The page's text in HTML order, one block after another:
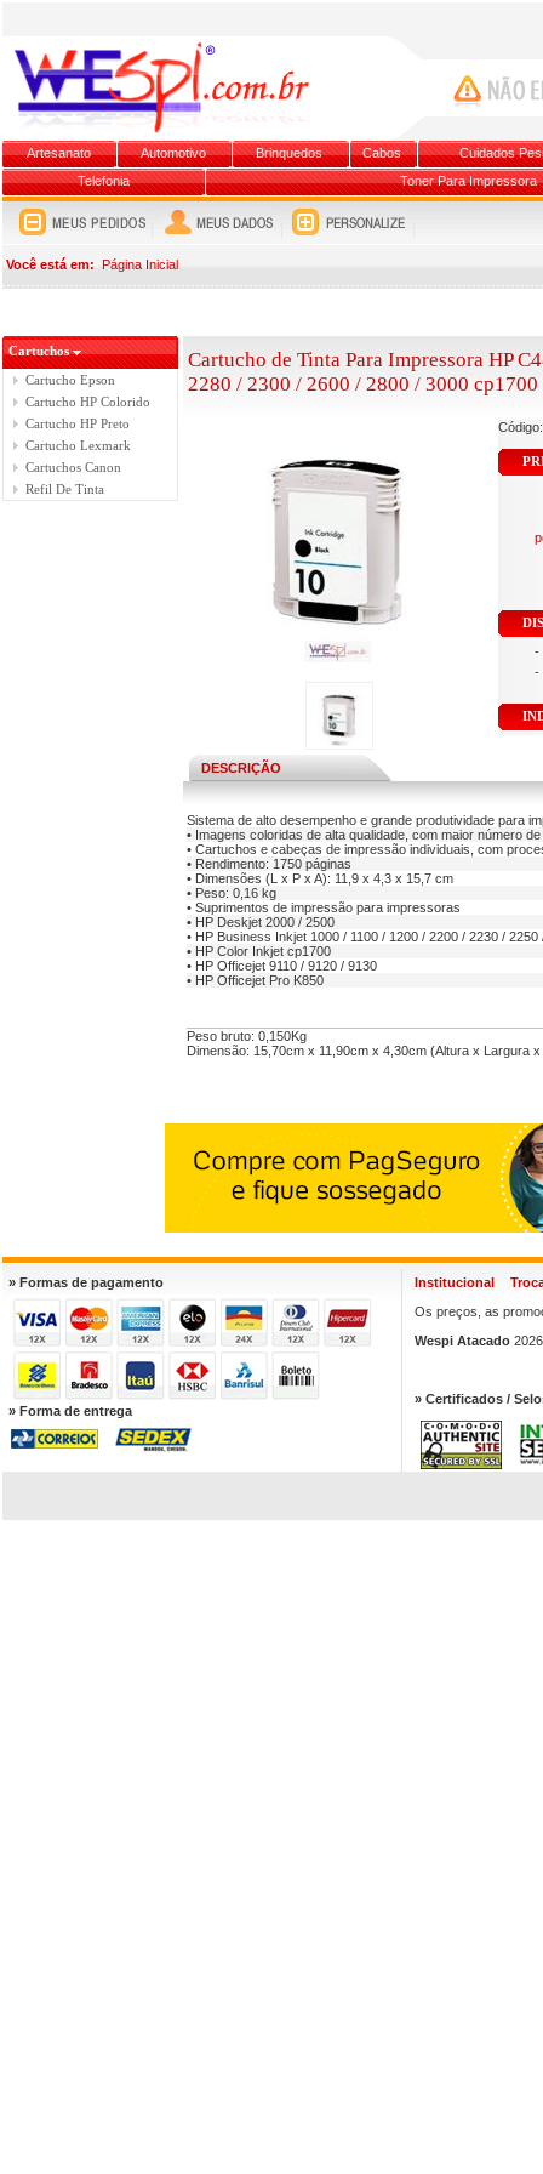
Artesanato Automotivo Brinquedos Cabos
Cuidados
Telefonia
Toner Para Impressora
Você está em: Página Inicial
Cartuchos
Cartucho Epson
Cartucho HP Colorido
Cartucho HP Preto
Cartucho Lexmark
Cartuchos Canon
Refil De Tinta
Cartucho de Tinta Para Impressora HP
2280 / 2300 / 2600 / 2800 / 3000
-
-
DESCRIÇÃO
Sistema de alto desempenho e grande produtividade para
• Imagens coloridas de alta qualidade, com maior número
• Cartuchos e cabeças de impressão individuais, com
• Rendimento: 1750 páginas
• Dimensões (L x P x A): 11,9 x 4,3 x 15,7 cm
• Peso: 0,16 kg
• Suprimentos de impressão para impressoras
• HP Deskjet 2000 / 2500
• HP Business Inkjet 1000 / 1100 / 1200 / 2200 / 2230 /
• HP Color Inkjet cp1700
• HP Officejet 9110 / 9120 / 9130
• HP Officejet Pro K850
Peso bruto: 0,150Kg
Dimensão: 15,70cm x 11,90cm x 4,30cm (Altura x Largura
» Formas de pagamento
» Forma de entrega
Institucional
Os preços, as
Wespi Atacado
» Certificados /